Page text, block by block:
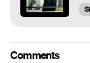
Comments